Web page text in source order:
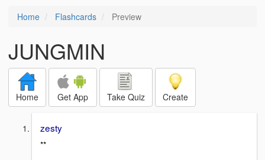
Home Flashcards Preview
JUNGMIN
Home Get App Take Quiz Create
zesty
**